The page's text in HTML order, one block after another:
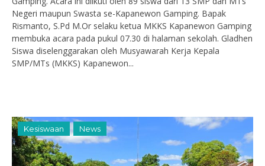
Negeri maupun Swasta se-Kapanewon Gamping. Bapak
Rismanto, S.Pd M.Or selaku ketua MKKS Kapanewon Gamping
membuka acara pada pukul 07.30 di halaman sekolah. Gladhen
Siswa diselenggarakan oleh Musyawarah Kerja Kepala
SMP/MTs (MKKS) Kapanewon...
Kesiswaan News